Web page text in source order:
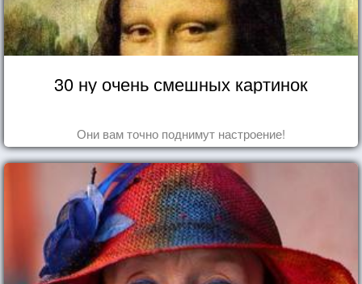
30 ну очень смешных картинок
Они вам точно поднимут настроение!